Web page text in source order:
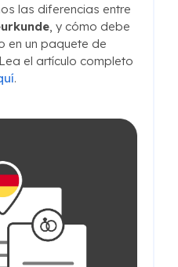
las diferencias entre
, y cómo debe
en un paquete de
el artículo completo
.